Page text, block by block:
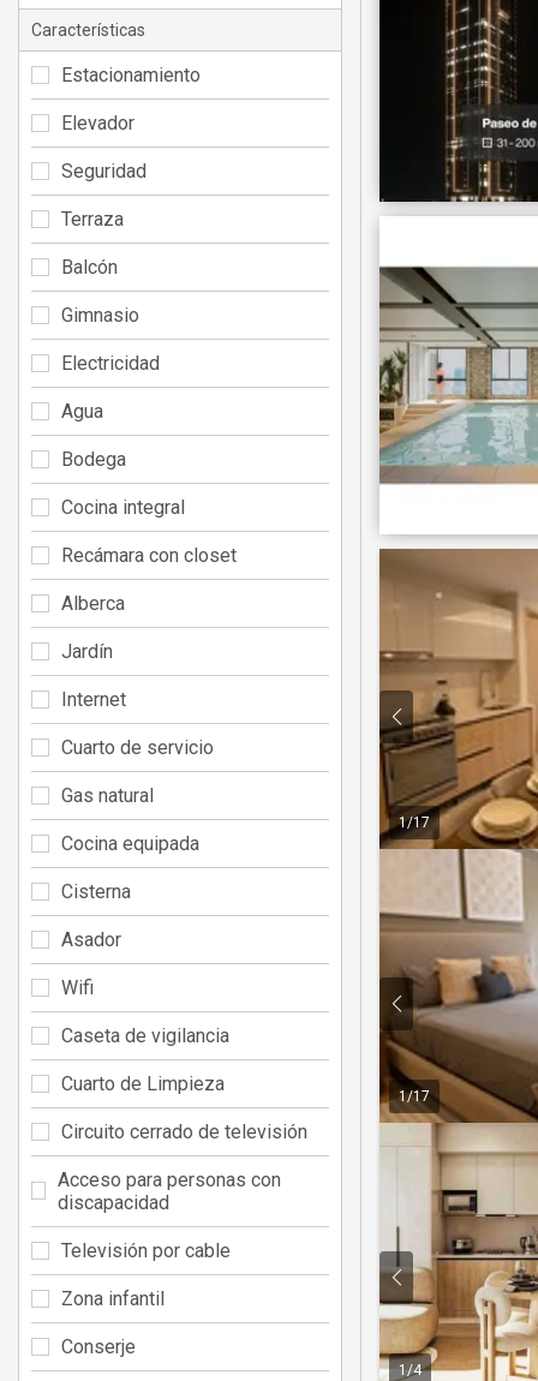
1/17
1/17
1/4
Características
Estacionamiento
Elevador
Seguridad
Terraza
Balcón
Gimnasio
Electricidad
Agua
Bodega
Cocina integral
Recámara con closet
Alberca
Jardín
Internet
Cuarto de servicio
Gas natural
Cocina equipada
Cisterna
Asador
Wifi
Caseta de vigilancia
Cuarto de Limpieza
Circuito cerrado de televisión
Acceso para personas con
discapacidad
Televisión por cable
Zona infantil
Conserje